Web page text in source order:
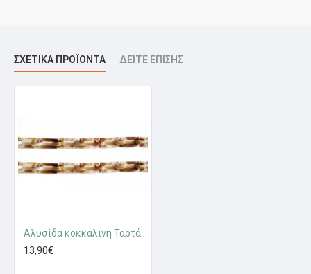
ΣΧΕΤΙΚΆ ΠΡΟΪΌΝΤΑ ΔΕΊΤΕ ΕΠΊΣΗΣ
Αλυσίδα κοκκάλινη Ταρτάρουγα - Εκρού - Μπεζ 28mm - 1 μέτρο
13,90€